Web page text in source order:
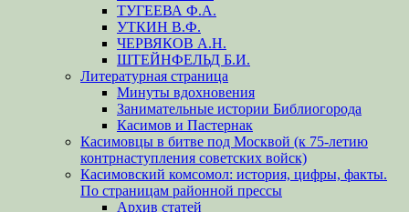
ТУГЕЕВА Ф.А.
УТКИН В.Ф.
ЧЕРВЯКОВ А.Н.
ШТЕЙНФЕЛЬД Б.И.
Литературная страница
Минуты вдохновения
Занимательные истории Библиогорода
Касимов и Пастернак
Касимовцы в битве под Москвой (к 75-летию
контрнаступления советских войск)
Касимовский комсомол: история, цифры, факты.
По страницам районной прессы
Архив статей